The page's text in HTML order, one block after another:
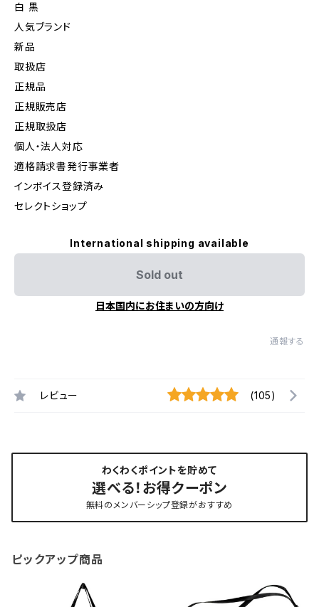
白 黒
人気ブランド
新品
取扱店
正規品
正規販売店
正規取扱店
個人・法人対応
適格請求書発行事業者
インボイス登録済み
セレクトショップ
International shipping available
Sold out
日本国内にお住まいの方向け
通報する
レビュー (105)
わくわくポイントを貯めて
選べる！お得クーポン
無料のメンバーシップ登録がおすすめ
ピックアップ商品